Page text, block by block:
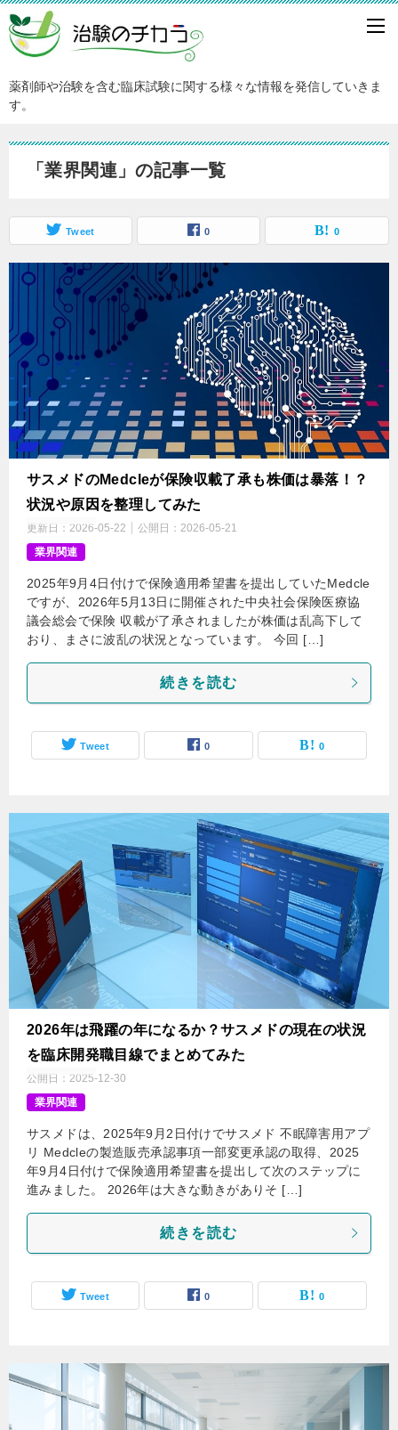
薬剤師や治験を含む臨床試験に関する様々な情報を発信していきま
す。
「業界関連」の記事一覧
Tweet 0 0
サスメドのMedcleが保険収載了承も株価は暴落！？
状況や原因を整理してみた
更新日： 2026-05-22 公開日： 2026-05-21
業界関連
2025年9月4日付けで保険適用希望書を提出していたMedcle
ですが、2026年5月13日に開催された中央社会保険医療協
議会総会で保険 収載が了承されましたが株価は乱高下して
おり、まさに波乱の状況となっています。 今回 […]
続きを読む
Tweet 0 0
2026年は飛躍の年になるか？サスメドの現在の状況
を臨床開発職目線でまとめてみた
公開日： 2025-12-30
業界関連
サスメドは、2025年9月2日付けでサスメド 不眠障害用アプ
リ Medcleの製造販売承認事項一部変更承認の取得、2025
年9月4日付けで保険適用希望書を提出して次のステップに
進みました。 2026年は大きな動きがありそ […]
続きを読む
Tweet 0 0